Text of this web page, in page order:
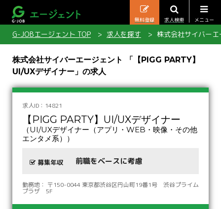
メニュー
求人検索
無料登録
G-JOBエージェント TOP 求人を探す 株式会社サイバー
株式会社サイバーエージェント 「【PIGG PARTY】
UI/UXデザイナー」の求人
求人ID：14821
【PIGG PARTY】UI/UXデザイナー
（UI/UXデザイナー（アプリ・WEB・映像・その他
エンタメ系））
募集年収 前職をベースに考慮
勤務地： 〒150-0044 東京都渋谷区円山町19番1号 渋谷プライム
プラザ 5F